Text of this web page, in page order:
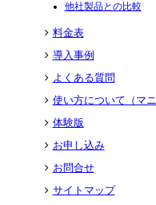
他社製品との比較
料金表
導入事例
よくある質問
使い方について（マニ
体験版
お申し込み
お問合せ
サイトマップ